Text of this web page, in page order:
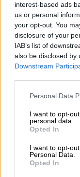
interest-based ads
us or personal
your opt-out. You
disclosure of your
IAB’s list of
also be disclosed by
Downstream
Personal Data
I want to opt-
personal data.
Opted In
I want to opt-
Personal Data.
Opted In
07.08.2026 - 08:45
Στόχος για νέα
κερδοφορίας των
Metlen, μεγαλώνει
06.08.2026 - 22:39
10.000 φορές η
στο έργο του –
06.08.2026 - 14:55
Μιχάλης Τάτσης,
Επιχειρηματικής
06.08.2026 - 13:30
Όταν η επόμενη μέρα